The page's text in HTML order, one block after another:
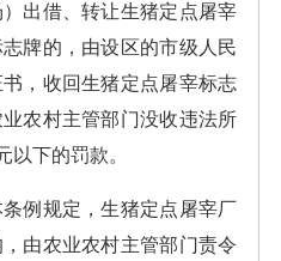
借、转让生猪定点屠宰
牌的，由设区的市级人民
，收回生猪定点屠宰标志
农村主管部门没收违法所
以下的罚款。
例规定，生猪定点屠宰厂
由农业农村主管部门责令